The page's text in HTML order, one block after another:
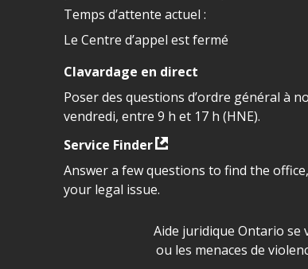
Temps d’attente actuel :
Le Centre d’appel est fermé
Clavardage en direct
Poser des questions d’ordre général à
vendredi, entre 9 h et 17 h (HNE).
Service Finder
Answer a few questions to find the
your legal issue.
Déclaration sur la
Aide juridique Ontario se
ou les menaces de